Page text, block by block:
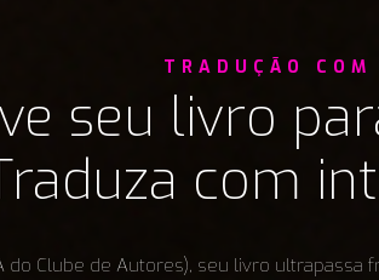
TRADUÇÃO
seu livro
com
do Clube de Autores), seu livro